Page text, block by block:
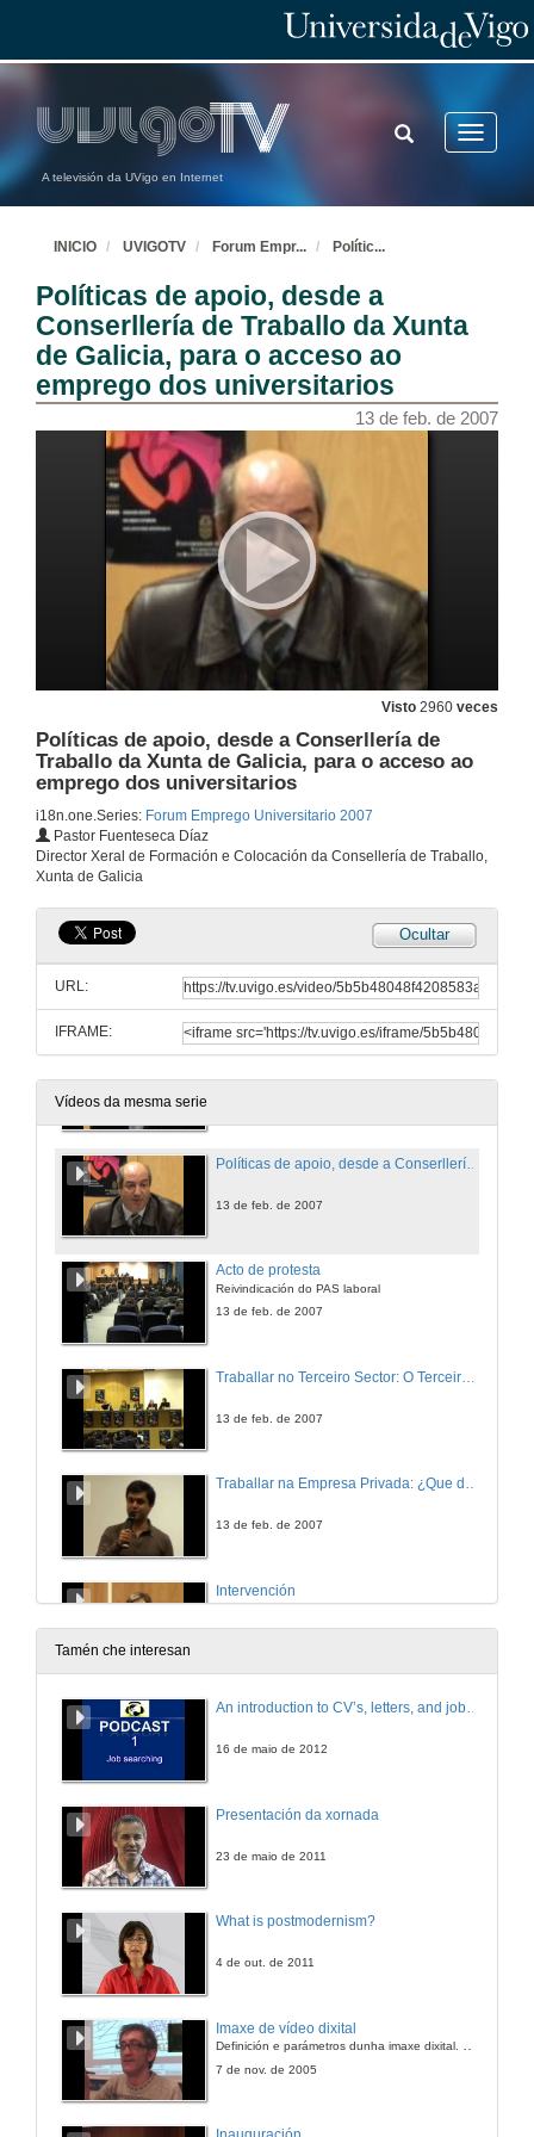
A televisión da UVigo en Internet
Toggle
TOGGLE
SEARCH
INICIO UVIGOTV Forum Empr... Polític...
Políticas de apoio, desde a
Conserllería de Traballo da Xunta
de Galicia, para o acceso ao
emprego dos universitarios
13 de feb. de 2007
Visto 2960 veces
Políticas de apoio, desde a Conserllería de
Traballo da Xunta de Galicia, para o acceso ao
emprego dos universitarios
i18n.one.Series: Forum Emprego Universitario 2007
Pastor Fuenteseca Díaz
Director Xeral de Formación e Colocación da Consellería de Traballo,
Xunta de Galicia
Ocultar
URL:
IFRAME:
Vídeos da mesma serie
12 de feb. de 2007
Acto Inaugural
12 de feb. de 2007
De Universitaria/o a profesional: Experiencias na busca de emprego e no exercicio profesional por titulados/as da Universidade de Vigo
12 de feb. de 2007
O emprego nas administracións públicas
13 de feb. de 2007
Acto de protesta
Reivindicación do PAS laboral
13 de feb. de 2007
13 de feb. de 2007
Traballar na Empresa Privada: ¿Que demandan as empresas das/os universitarias/os? Expectativas e punto de vista de os empregadores
13 de feb. de 2007
Intervención
13 de feb. de 2007
Tamén che interesan
An introduction to CV’s, letters, and job searching
16 de maio de 2012
Presentación da xornada
23 de maio de 2011
What is postmodernism?
4 de out. de 2011
Imaxe de vídeo dixital
Definición e parámetros dunha imaxe dixital. Resolución e Aspecto. Profundidade da cor. Compresión. Frame por segundo. Entrelazado. Campos, cadros
7 de nov. de 2005